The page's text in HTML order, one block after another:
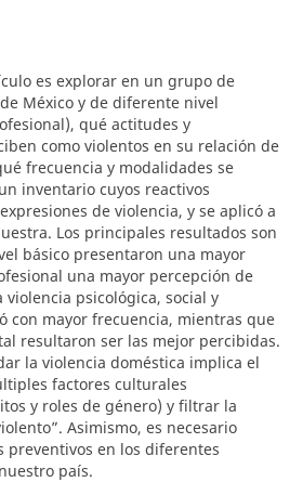
es explorar en un grupo de
México y de diferente nivel
qué actitudes y
como violentos en su relación de
frecuencia y modalidades se
inventario cuyos reactivos
de violencia, y se aplicó a
Los principales resultados son
básico presentaron una mayor
una mayor percepción de
violencia psicológica, social y
con mayor frecuencia, mientras que
resultaron ser las mejor percibidas.
la violencia doméstica implica el
factores culturales
y roles de género) y filtrar la
Asimismo, es necesario
en los diferentes
país.